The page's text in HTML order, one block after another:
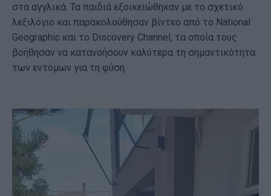
στα αγγλικά. Τα παιδιά εξοικειώθηκαν με το σχετικό
λεξιλόγιο και παρακολούθησαν βίντεο από το National
Geographic και το Discovery Channel, τα οποία τους
βοήθησαν να κατανοήσουν καλύτερα τη σημαντικότητα
των εντόμων για τη φύση.